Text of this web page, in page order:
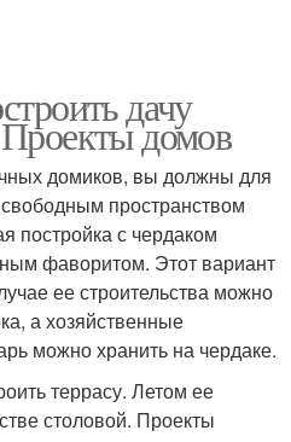
дачу
домов
домиков, вы должны для
пространством
постройка с чердаком
фаворитом. Этот вариант
ее строительства можно
а хозяйственные
можно хранить на чердаке.
террасу. Летом ее
столовой. Проекты